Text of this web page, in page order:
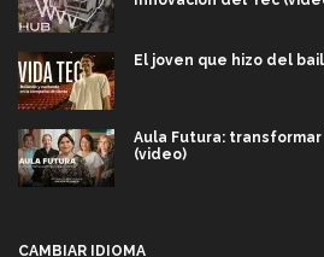
El joven que hizo del
Aula Futura:
(video)
CAMBIAR IDIOMA